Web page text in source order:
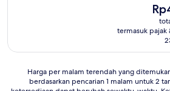
termasuk pajak
HargaHarga per malam terendah yang
berdasarkan pencarian 1 malam untuk 2